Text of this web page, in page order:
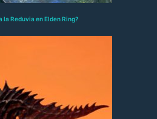
la Reduvia en Elden Ring?